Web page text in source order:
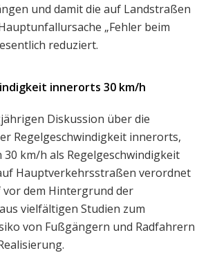
und damit die auf Landstraßen
„Fehler beim
reduziert.
innerorts 30 km/h
Diskussion über die
Regelgeschwindigkeit innerorts,
30 km/h als Regelgeschwindigkeit
Hauptverkehrsstraßen verordnet
vor dem Hintergrund der
vielfältigen Studien zum
von Fußgängern und Radfahrern